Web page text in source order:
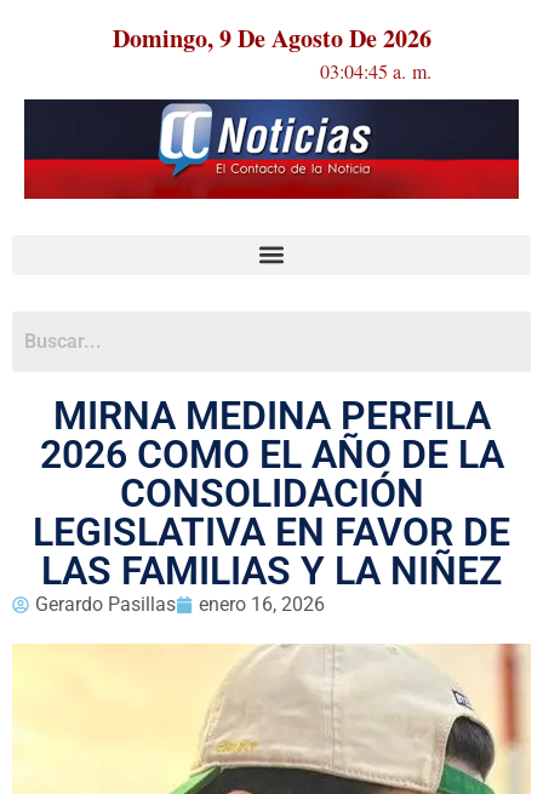
Domingo, 9 De Agosto De 2026
03:04:46 a. m.
MIRNA MEDINA PERFILA
2026 COMO EL AÑO DE LA
CONSOLIDACIÓN
LEGISLATIVA EN FAVOR DE
LAS FAMILIAS Y LA NIÑEZ
Gerardo Pasillas enero 16, 2026